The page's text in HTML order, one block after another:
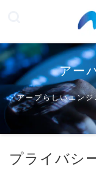
アー
アープらしいエン
プライバシ